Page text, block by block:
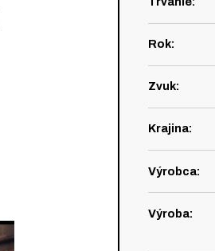
Rok:
Zvuk:
Krajina:
Výrobca:
Výroba: